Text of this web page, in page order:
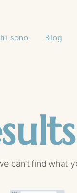
sono Blog
can’t find what